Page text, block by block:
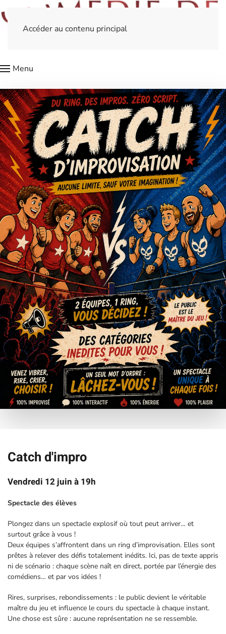
Accéder au contenu principal
Menu
Catch d'impro
Vendredi 12 juin à 19h
Spectacle des élèves
Plongez dans un spectacle explosif où tout peut arriver… et
surtout grâce à vous !
Deux équipes s’affrontent dans un ring d’improvisation. Elles sont
prêtes à relever des défis totalement inédits. Ici, pas de texte appris
ni de scénario : chaque scène naît en direct, portée par l’énergie des
comédiens… et par vos idées !
Rires, surprises, rebondissements : le public devient le véritable
maître du jeu et influence le cours du spectacle à chaque instant.
Une chose est sûre : aucune représentation ne se ressemble.